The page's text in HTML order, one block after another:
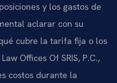
y los gastos de
aclarar con su
cubre la tarifa fija o los
Offices Of SRIS, P.C.,
costos durante la